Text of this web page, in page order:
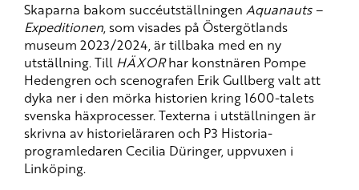
Skaparna bakom succéutställningen Aquanauts –
Expeditionen , som visades på Östergötlands
museum 2023/2024, är tillbaka med en ny
utställning. Till HÄXORhar konstnären Pompe
Hedengren och scenografen Erik Gullberg valt att
dyka ner i den mörka historien kring 1600-talets
svenska häxprocesser. Texterna i utställningen är
skrivna av historieläraren och P3 Historia-
programledaren Cecilia Düringer, uppvuxen i
Linköping.